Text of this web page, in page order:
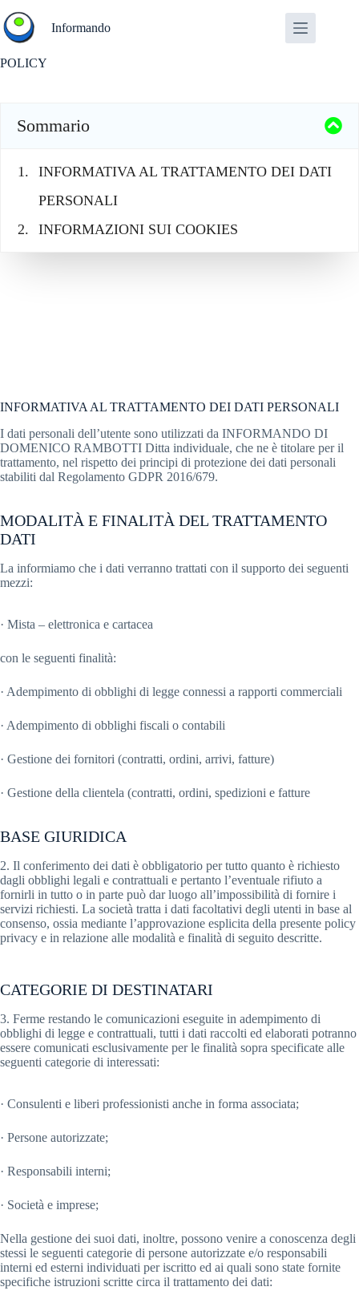
al
contenuto
Informando
POLICY
Sommario
INFORMATIVA AL TRATTAMENTO DEI DATI
PERSONALI
INFORMAZIONI SUI COOKIES
INFORMATIVA AL TRATTAMENTO DEI DATI PERSONALI
I dati personali dell’utente sono utilizzati da INFORMANDO DI
DOMENICO RAMBOTTI Ditta individuale, che ne è titolare per il
trattamento, nel rispetto dei principi di protezione dei dati personali
stabiliti dal Regolamento GDPR 2016/679.
MODALITÀ E FINALITÀ DEL TRATTAMENTO
DATI
La informiamo che i dati verranno trattati con il supporto dei seguenti
mezzi:
· Mista – elettronica e cartacea
con le seguenti finalità:
· Adempimento di obblighi di legge connessi a rapporti commerciali
· Adempimento di obblighi fiscali o contabili
· Gestione dei fornitori (contratti, ordini, arrivi, fatture)
· Gestione della clientela (contratti, ordini, spedizioni e fatture
BASE GIURIDICA
2. Il conferimento dei dati è obbligatorio per tutto quanto è richiesto
dagli obblighi legali e contrattuali e pertanto l’eventuale rifiuto a
fornirli in tutto o in parte può dar luogo all’impossibilità di fornire i
servizi richiesti. La società tratta i dati facoltativi degli utenti in base al
consenso, ossia mediante l’approvazione esplicita della presente policy
privacy e in relazione alle modalità e finalità di seguito descritte.
CATEGORIE DI DESTINATARI
3. Ferme restando le comunicazioni eseguite in adempimento di
obblighi di legge e contrattuali, tutti i dati raccolti ed elaborati potranno
essere comunicati esclusivamente per le finalità sopra specificate alle
seguenti categorie di interessati:
· Consulenti e liberi professionisti anche in forma associata;
· Persone autorizzate;
· Responsabili interni;
· Società e imprese;
Nella gestione dei suoi dati, inoltre, possono venire a conoscenza degli
stessi le seguenti categorie di persone autorizzate e/o responsabili
interni ed esterni individuati per iscritto ed ai quali sono state fornite
specifiche istruzioni scritte circa il trattamento dei dati: